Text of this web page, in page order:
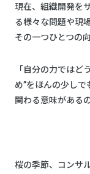
現在、組織開発を
る様々な問題や現
その一つひとつの
「自分の力ではど
め”をほんの少し
関わる意味がある
桜の季節、コンサ